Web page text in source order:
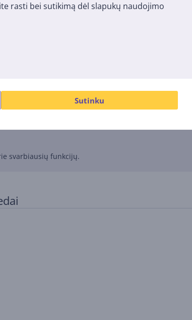
rasti bei sutikimą dėl slapukų naudojimo
Sutinku
Siauri rėmeliai ir „plūduriuojančios“ kameros
Nuotraukos ir vaizdo įrašai atrodo natūraliai
paremtas spindulių sekimas ir 14 % didesnė garų
%.
svarbiausių funkcijų.